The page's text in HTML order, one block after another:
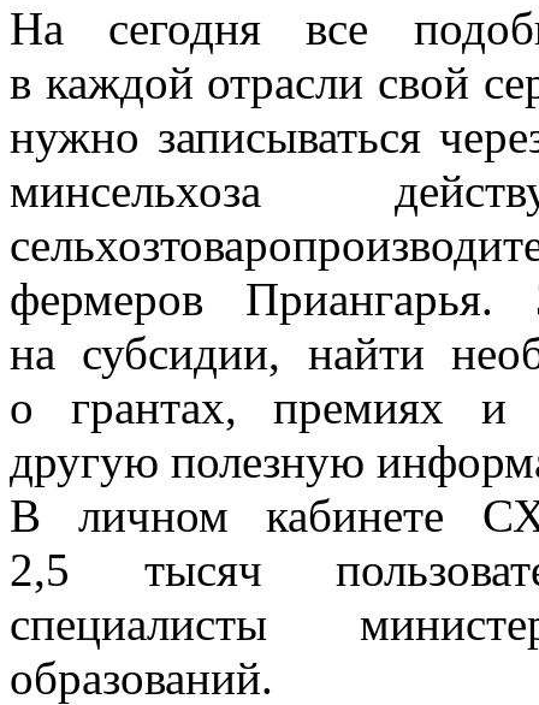
На сегодня все
в каждой отрасли свой
нужно записываться
минсельхоза
фермеров
на субсидии, найти
о грантах, премиях и
другую полезную
В личном кабинете
2,5 тысяч
специалисты
образований.